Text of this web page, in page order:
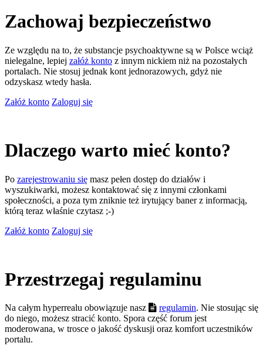
Zachowaj bezpieczeństwo
Ze względu na to, że substancje psychoaktywne są w Polsce wciąż
nielegalne, lepiej załóż konto z innym nickiem niż na pozostałych
portalach. Nie stosuj jednak kont jednorazowych, gdyż nie
odzyskasz wtedy hasła.
Załóż konto Zaloguj się
Dlaczego warto mieć konto?
Po zarejestrowaniu się masz pełen dostęp do działów i
wyszukiwarki, możesz kontaktować się z innymi członkami
społeczności, a poza tym zniknie też irytujący baner z informacją,
którą teraz właśnie czytasz ;-)
Załóż konto Zaloguj się
Przestrzegaj regulaminu
Na całym hyperrealu obowiązuje nasz regulamin. Nie stosując się
do niego, możesz stracić konto. Spora część forum jest
moderowana, w trosce o jakość dyskusji oraz komfort uczestników
portalu.